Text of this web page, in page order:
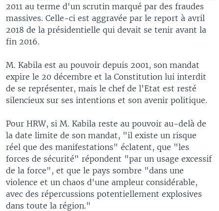
2011 au terme d'un scrutin marqué par des fraudes
massives. Celle-ci est aggravée par le report à avril
2018 de la présidentielle qui devait se tenir avant la
fin 2016.
M. Kabila est au pouvoir depuis 2001, son mandat
expire le 20 décembre et la Constitution lui interdit
de se représenter, mais le chef de l'Etat est resté
silencieux sur ses intentions et son avenir politique.
Pour HRW, si M. Kabila reste au pouvoir au-delà de
la date limite de son mandat, "il existe un risque
réel que des manifestations" éclatent, que "les
forces de sécurité" répondent "par un usage excessif
de la force", et que le pays sombre "dans une
violence et un chaos d'une ampleur considérable,
avec des répercussions potentiellement explosives
dans toute la région."